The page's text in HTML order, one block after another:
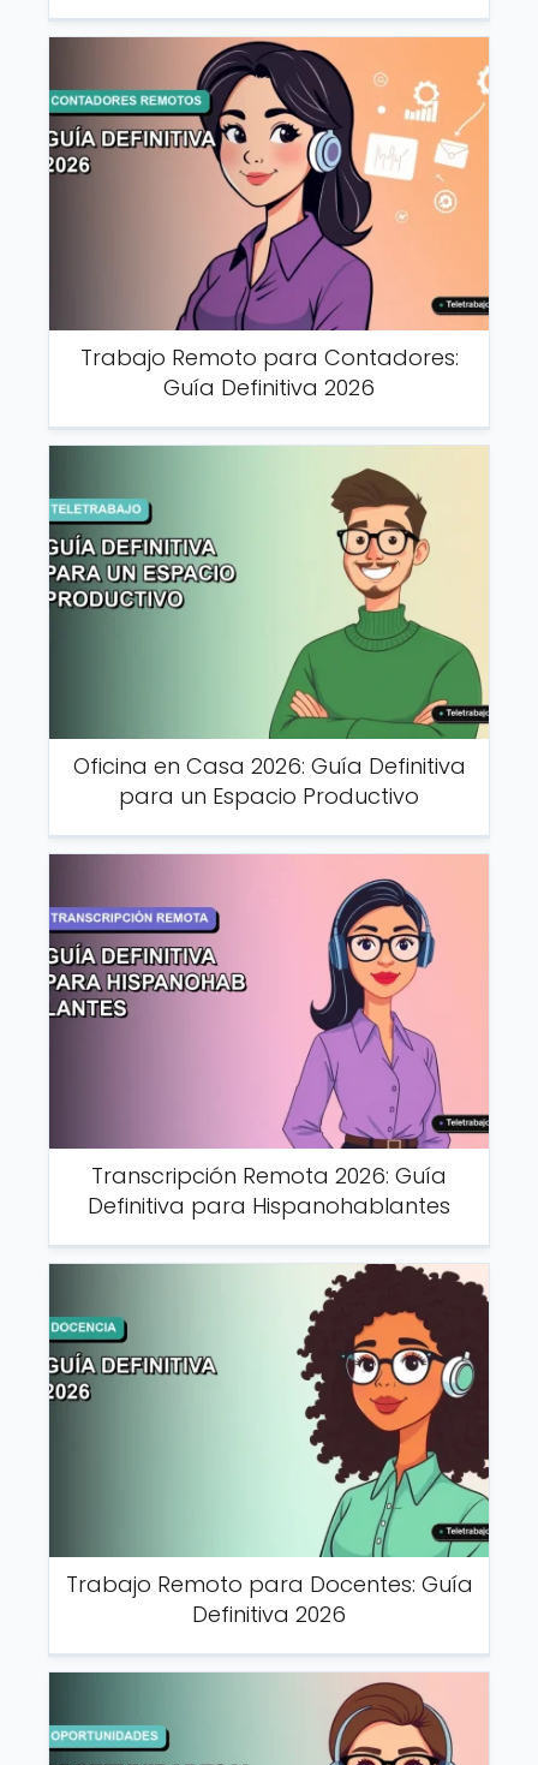
Trabajo Remoto para Contadores:
Guía Definitiva 2026
Oficina en Casa 2026: Guía Definitiva
para un Espacio Productivo
Transcripción Remota 2026: Guía
Definitiva para Hispanohablantes
Trabajo Remoto para Docentes: Guía
Definitiva 2026